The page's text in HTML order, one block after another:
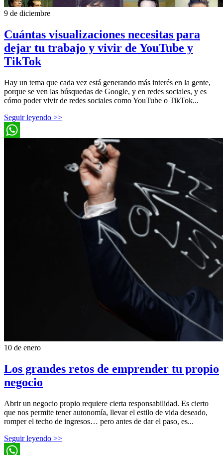
9 de diciembre
Cuántas visualizaciones necesitas para
dejar tu trabajo y vivir de YouTube y
TikTok
Hay un tema que cada vez está generando más interés en la gente,
porque se ven las búsquedas de Google, y en redes sociales, y es
cómo poder vivir de redes sociales como YouTube o TikTok...
Seguir leyendo >>
10 de enero
Los grandes retos de emprender tu propio
negocio
Abrir un negocio propio requiere cierta responsabilidad. Es cierto
que nos permite tener autonomía, llevar el estilo de vida deseado,
romper el techo de ingresos… pero antes de dar el paso, es...
Seguir leyendo >>